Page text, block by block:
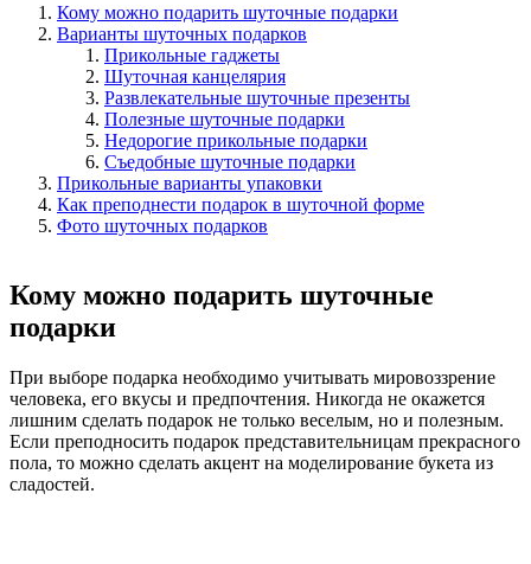
Кому можно подарить шуточные подарки
Варианты шуточных подарков
Прикольные гаджеты
Шуточная канцелярия
Развлекательные шуточные презенты
Полезные шуточные подарки
Недорогие прикольные подарки
Съедобные шуточные подарки
Прикольные варианты упаковки
Как преподнести подарок в шуточной форме
Фото шуточных подарков
Кому можно подарить шуточные
подарки
При выборе подарка необходимо учитывать мировоззрение
человека, его вкусы и предпочтения. Никогда не окажется
лишним сделать подарок не только веселым, но и полезным.
Если преподносить подарок представительницам прекрасного
пола, то можно сделать акцент на моделирование букета из
сладостей.